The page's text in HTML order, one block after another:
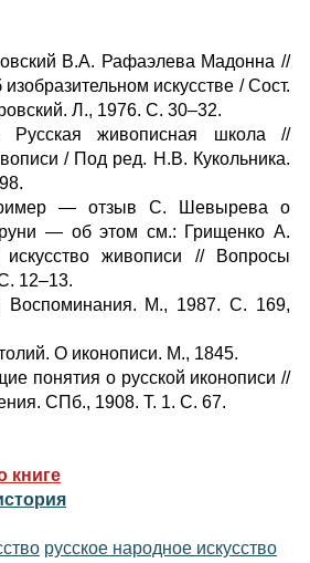
В.А. Рафаэлева Мадонна //
искусстве / Сост.
Л., 1976. С. 30–32.
Русская живописная школа //
/ Под ред. Н.В. Кукольника.
— отзыв С. Шевырева о
— об этом см.: Грищенко А.
искусство живописи // Вопросы
12–13.
Воспоминания. М., 1987. С. 169,
О иконописи. М., 1845.
понятия о русской иконописи //
СПб., 1908. Т. 1. С. 67.
книге
русское народное искусство